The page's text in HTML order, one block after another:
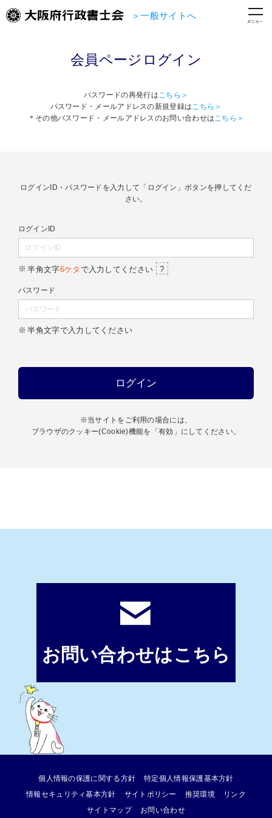
＞一般サイトへ
会員ページログイン
パスワードの再発行はこちら＞
パスワード・メールアドレスの新規登録はこちら＞
＊その他パスワード・メールアドレスのお問い合わせはこちら＞
ログインID・パスワードを入力して「ログイン」ボタンを押してくだ
さい。
ログインID
半角文字6ケタ で入力してください ?
パスワード
半角文字で入力してください
※当サイトをご利用の場合には、
ブラウザのクッキー(Cookie)機能を「有効」にしてください。
お問い合わせはこちら
個人情報の保護に関する方針
特定個人情報保護基本方針
情報セキュリティ基本方針
サイトポリシー 推奨環境
リンク
サイトマップ
お問い合わせ